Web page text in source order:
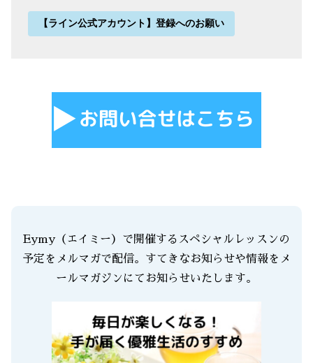
【ライン公式アカウント】登録へのお願い
Eymy（エイミー）で開催するスペシャルレッスンの
予定をメルマガで配信。すてきなお知らせや情報をメ
ールマガジンにてお知らせいたします。